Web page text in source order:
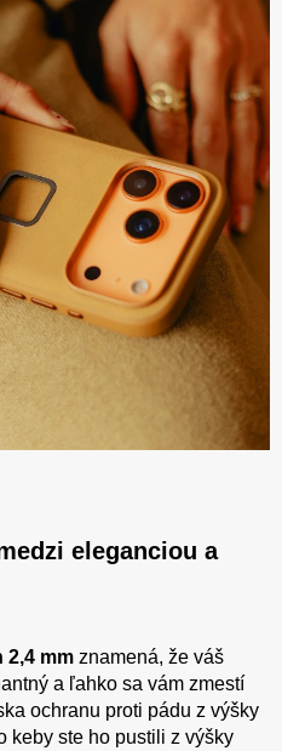
eleganciou a
2,4 mm znamená, že váš
a ľahko sa vám zmestí
ochranu proti pádu z výšky
keby ste ho pustili z výšky